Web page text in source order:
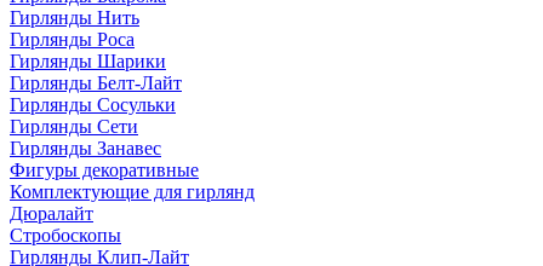
Гирлянды Нить
Гирлянды Роса
Гирлянды Шарики
Гирлянды Белт-Лайт
Гирлянды Сосульки
Гирлянды Сети
Гирлянды Занавес
Фигуры декоративные
Комплектующие для гирлянд
Дюралайт
Стробоскопы
Гирлянды Клип-Лайт